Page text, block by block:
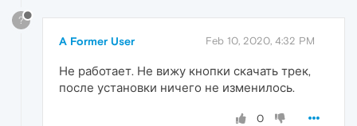
?
A Former User Feb 10, 2020, 4:32 PM
Не работает. Не вижу кнопки скачать трек,
после установки ничего не изменилось.
0